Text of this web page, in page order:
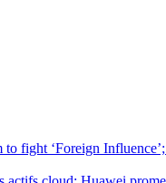
fight ‘Foreign Influence’;